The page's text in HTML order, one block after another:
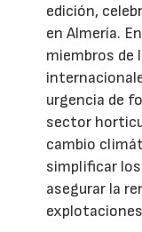
edición,
en Almería.
miembros de
urgencia de
sector
cambio
simplificar
asegurar la